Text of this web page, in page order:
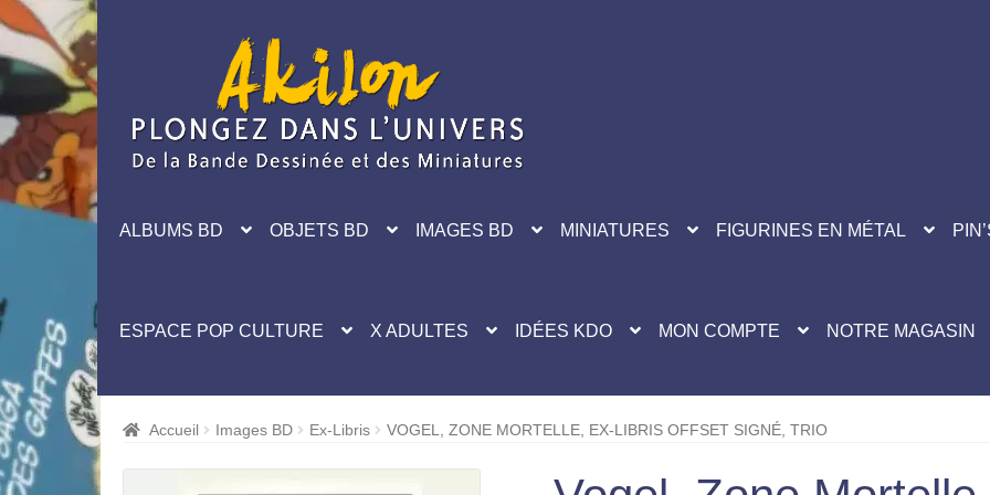
navigation
ALBUMS BD OBJETS BD IMAGES BD MINIATURES FIGURINES EN MÉTAL
ESPACE POP CULTURE X ADULTES IDÉES KDO MON COMPTE NOTRE MAGASIN
Accueil Images BD Ex-Libris VOGEL, ZONE MORTELLE, EX-LIBRIS OFFSET SIGNÉ, TRIO